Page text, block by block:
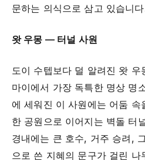
문하는 의식으로 삼고 있습니
왓 우몽 — 터널 사원
도이 수텝보다 덜 알려진 왓
마이에서 가장 독특한 명상 명
에 세워진 이 사원에는 어둠
한 공원으로 이어지는 벽돌 터
경내에는 큰 호수, 거주 승려,
으로 쓴 지혜의 문구가 걸린 나